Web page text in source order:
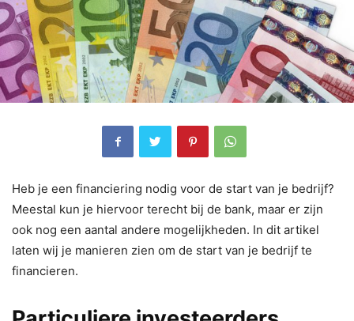
Heb je een financiering nodig voor de start van je bedrijf?
Meestal kun je hiervoor terecht bij de bank, maar er zijn
ook nog een aantal andere mogelijkheden. In dit artikel
laten wij je manieren zien om de start van je bedrijf te
financieren.